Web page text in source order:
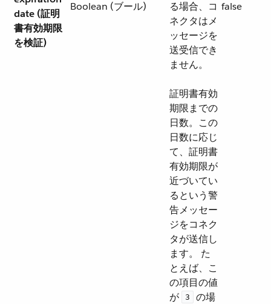
date (証明
書有効期限
を検証)
Boolean (ブール)
る場合、コ
ネクタはメ
ッセージを
送受信でき
ません。
false
証明書有効
期限までの
日数。この
日数に応じ
て、証明書
有効期限が
近づいてい
るという警
告メッセー
ジをコネク
タが送信し
ます。 た
とえば、こ
の項目の値
が ​
3
​ の場